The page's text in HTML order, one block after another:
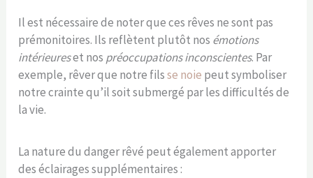
Il est nécessaire de noter que ces rêves ne sont pas
prémonitoires. Ils reflètent plutôt nos émotions
intérieureset nos préoccupations inconscientes. Par
exemple, rêver que notre filsse noie peut symboliser
notre crainte qu’il soit submergé par les difficultés de
la vie.
La nature du danger rêvé peut également apporter
des éclairages supplémentaires :